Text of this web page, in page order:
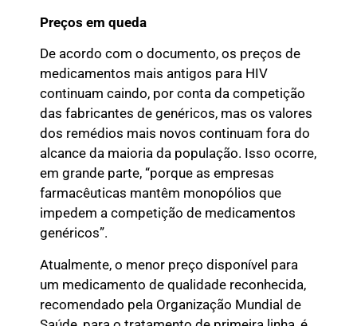
Preços em queda
De acordo com o documento, os preços de
medicamentos mais antigos para HIV
continuam caindo, por conta da competição
das fabricantes de genéricos, mas os valores
dos remédios mais novos continuam fora do
alcance da maioria da população. Isso ocorre,
em grande parte, “porque as empresas
farmacêuticas mantêm monopólios que
impedem a competição de medicamentos
genéricos”.
Atualmente, o menor preço disponível para
um medicamento de qualidade reconhecida,
recomendado pela Organização Mundial de